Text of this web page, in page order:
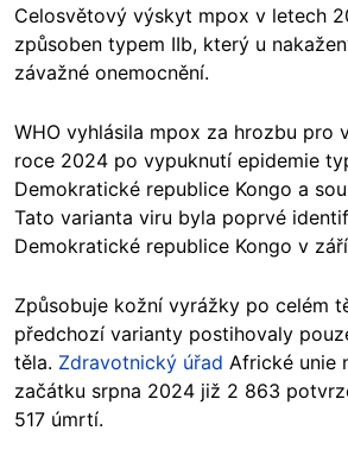
Celosvětový výskyt mpox v letech
způsoben typem IIb, který u
závažné onemocnění.
WHO vyhlásila mpox za hrozbu pro
roce 2024 po vypuknutí epidemie
Demokratické republice Kongo a
Tato varianta viru byla poprvé
Demokratické republice Kongo v
Způsobuje kožní vyrážky po celém
předchozí varianty postihovaly
těla. Zdravotnický úřad Africké unie
začátku srpna 2024 již 2 863
517 úmrtí.